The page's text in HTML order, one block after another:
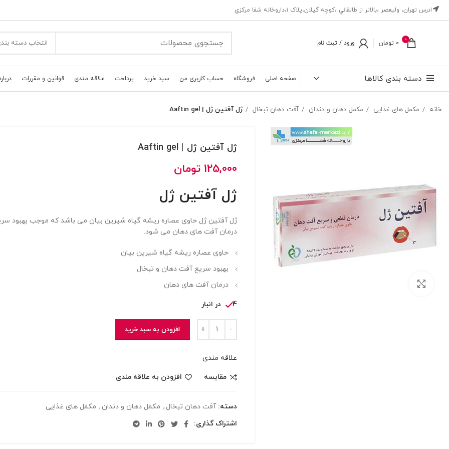
ادرس تهران، ‎وليعصر ،بالاتر از طالقاني ،كوچه گيلان،پلاک ۱،داروخانه شفا مركزي
0
0 تومان ورود / ثبت نام انتخاب دسته
دسته بندی کالاها صفحه اصلی فروشگاه حساب کاربری من سبد خرید پرداخت علاقه مندی قوانین و مقررات
خانه مکمل های غذایی مکمل دهان و دندان آفت دهان تبخال ژل آفتین ژل | Aaftin gel
ژل آفتین ژل | Aaftin gel
125,000 تومان
ژل آفتین ژل
ژل آفتین ژل حاوی عصاره ریشه گیاه شیرین بیان می باشد که موجب بهبود
درمان آفت های دهان می شود.
حاوی عصاره ریشه گیاه شیرین بیان
بهبود سریع آفت دهان و تبخال
درمان آفت های دهان
4 در انبار
افزودن به سبد خرید
علاقه مندی
مقایسه
افزودن به علاقه مندی
دسته: آفت دهان تبخال , مکمل دهان و دندان , مکمل های غذایی
اشتراک گذاری: